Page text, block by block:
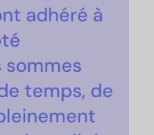
adhéré à
sommes
temps, de